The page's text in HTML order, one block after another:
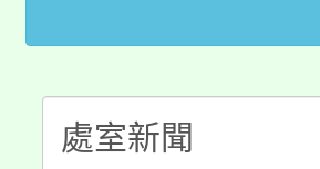
桃園市115
生本土語及
代理(課)教
公告本校